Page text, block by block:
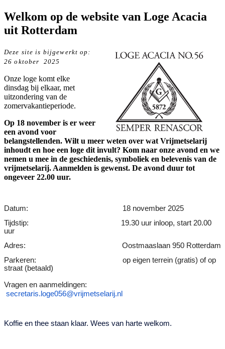
Welkom op de website van Loge Acacia
uit Rotterdam
Deze site is bijgewerkt op:
26 oktober 2025
Onze loge komt elke
dinsdag bij elkaar, met
uitzondering van de
zomervakantieperiode.
Op 18 november is er weer
een avond voor
belangstellenden. Wilt u meer weten over wat Vrijmetselarij
inhoudt en hoe een loge dit invult? Kom naar onze avond en we
nemen u mee in de geschiedenis, symboliek en belevenis van de
vrijmetselarij. Aanmelden is gewenst. De avond duur tot
ongeveer 22.00 uur.
Datum:
18 november 2025
Tijdstip:
19.30 uur inloop, start 20.00
uur
Adres:
Oostmaaslaan 950 Rotterdam
Parkeren:
op eigen terrein (gratis) of op
straat (betaald)
Vragen en aanmeldingen:
secretaris.loge056@vrijmetselarij.nl
Koffie en thee staan klaar. Wees van harte welkom.